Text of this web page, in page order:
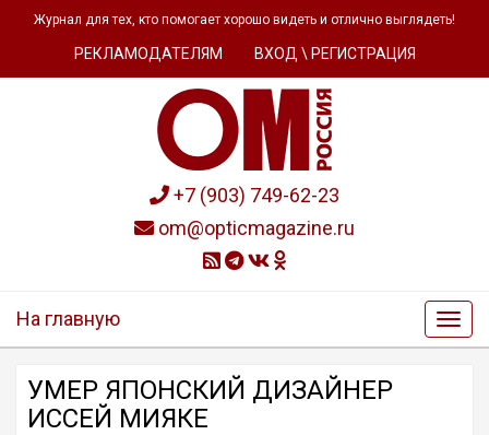
Журнал для тех, кто помогает хорошо видеть и отлично выглядеть!
РЕКЛАМОДАТЕЛЯМ ВХОД \ РЕГИСТРАЦИЯ
+7 (903) 749-62-23
om@opticmagazine.ru
На главную
УМЕР ЯПОНСКИЙ ДИЗАЙНЕР
ИССЕЙ МИЯКЕ